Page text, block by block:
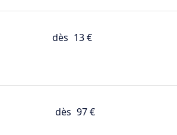
dès 13 €
dès 97 €